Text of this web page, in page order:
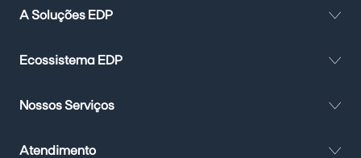
A Soluções EDP
Ecossistema EDP
Nossos Serviços
Atendimento